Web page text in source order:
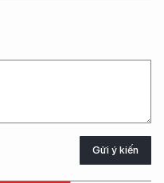
Gửi ý kiến